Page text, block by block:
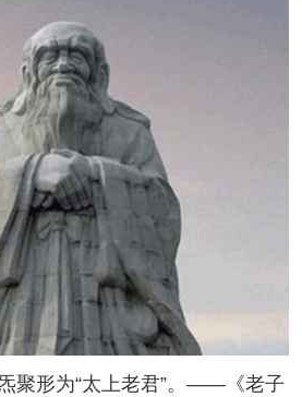
形为“太上老君”。——《老子